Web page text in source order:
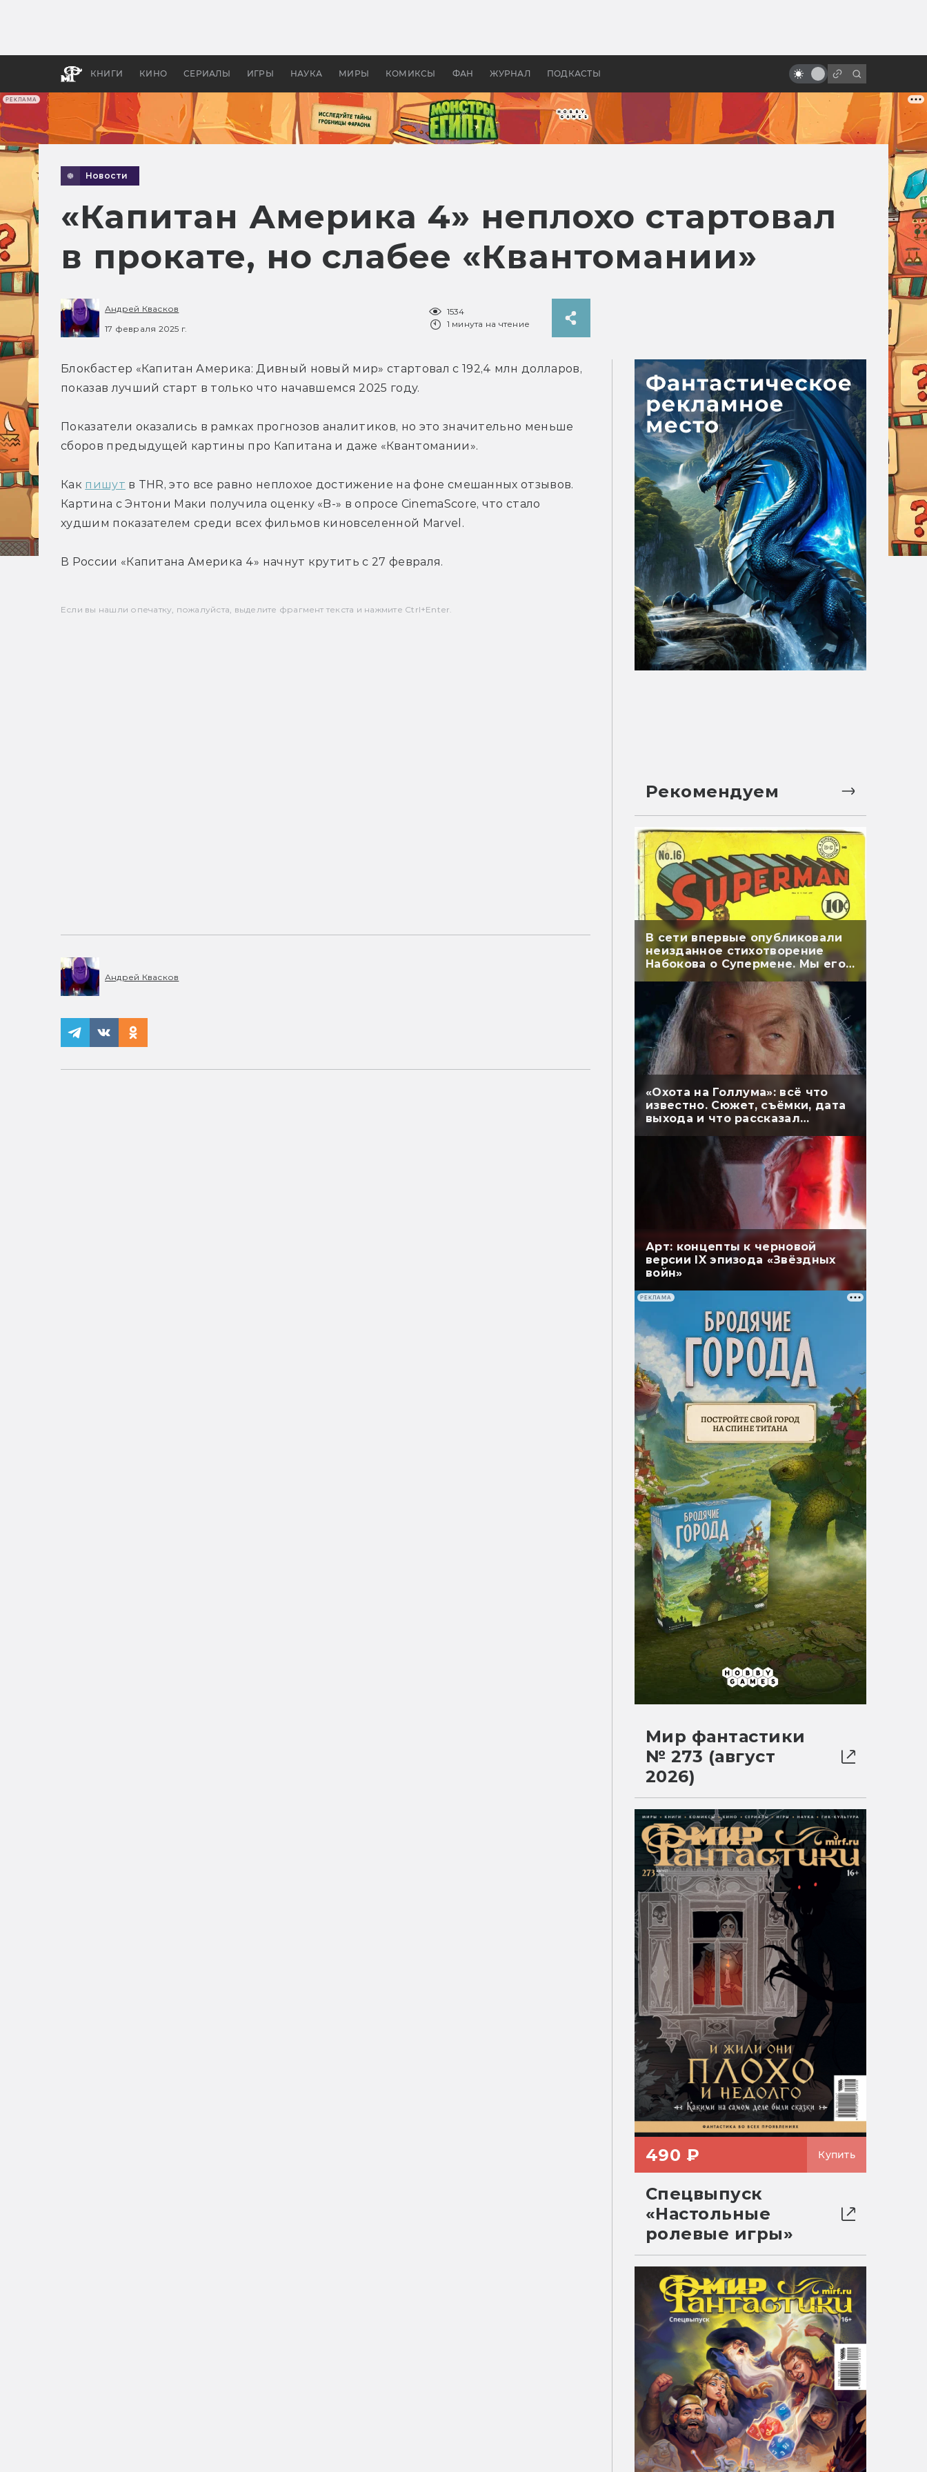
РЕКЛАМА
КНИГИ КИНО СЕРИАЛЫ ИГРЫ НАУКА МИРЫ КОМИКСЫ ФАН ЖУРНАЛ ПОДКАСТЫ
апокалипсис, в России —
бы «Властелина колец»
которые помогут понять жанр
Новости
«Капитан Америка 4» неплохо стартовал
в прокате, но слабее «Квантомании»
Андрей Квасков
17 февраля 2025 г.
1534
1 минута на чтение
Блокбастер «Капитан Америка: Дивный новый мир» стартовал с 192,4 млн долларов,
показав лучший старт в только что начавшемся 2025 году.
Показатели оказались в рамках прогнозов аналитиков, но это значительно меньше
сборов предыдущей картины про Капитана и даже «Квантомании».
Как пишут в THR, это все равно неплохое достижение на фоне смешанных отзывов.
Картина с Энтони Маки получила оценку «B-» в опросе CinemaScore, что стало
худшим показателем среди всех фильмов киновселенной Marvel.
В России «Капитана Америка 4» начнут крутить с 27 февраля.
Если вы нашли опечатку, пожалуйста, выделите фрагмент текста и нажмите Ctrl+Enter.
Андрей Квасков
Рекомендуем
В сети впервые опубликовали
неизданное стихотворение
Набокова о Супермене. Мы его
перевели
«Охота на Голлума»: всё что
известно. Сюжет, съёмки, дата
выхода и что рассказал
Арт: концепты к черновой
версии IX эпизода «Звёздных
войн»
РЕКЛАМА
Мир фантастики
№ 273 (август
2026)
490 ₽ Купить
Спецвыпуск
«Настольные
ролевые игры»